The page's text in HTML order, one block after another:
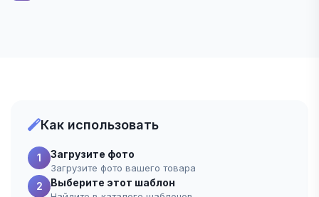
Как использовать
1 Загрузите фото
Загрузите фото вашего товара
2 Выберите этот шаблон